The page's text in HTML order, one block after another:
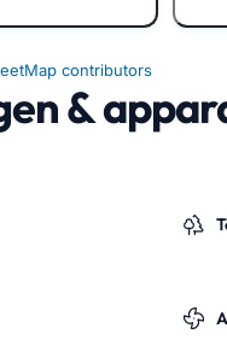
contributors
&